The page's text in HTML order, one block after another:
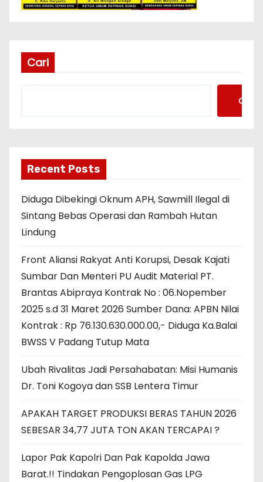
Cari
Cari
Recent Posts
Diduga Dibekingi Oknum APH, Sawmill Ilegal di
Sintang Bebas Operasi dan Rambah Hutan
Lindung
Front Aliansi Rakyat Anti Korupsi, Desak Kajati
Sumbar Dan Menteri PU Audit Material PT.
Brantas Abipraya Kontrak No : 06.Nopember
2025 s.d 31 Maret 2026 Sumber Dana: APBN Nilai
Kontrak : Rp 76.130.630.000.00,- Diduga Ka.Balai
BWSS V Padang Tutup Mata
Ubah Rivalitas Jadi Persahabatan: Misi Humanis
Dr. Toni Kogoya dan SSB Lentera Timur
APAKAH TARGET PRODUKSI BERAS TAHUN 2026
SEBESAR 34,77 JUTA TON AKAN TERCAPAI ?
Lapor Pak Kapolri Dan Pak Kapolda Jawa
Barat.!! Tindakan Pengoplosan Gas LPG